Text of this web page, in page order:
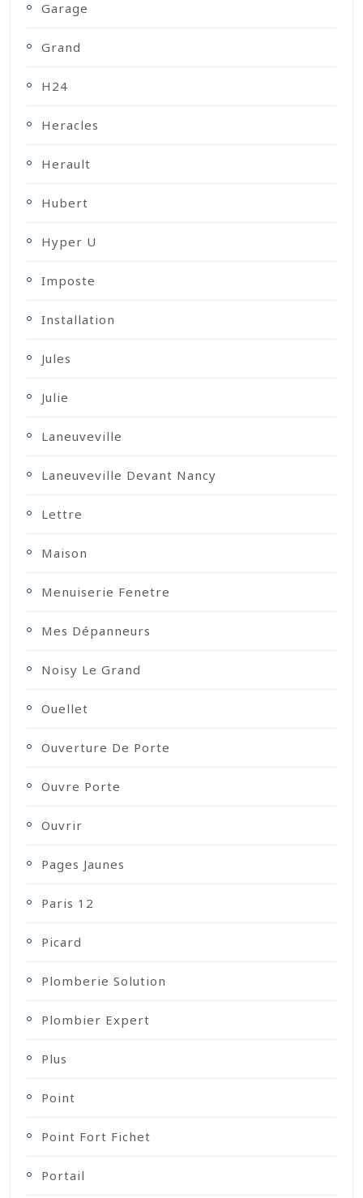
Garage
Grand
H24
Heracles
Herault
Hubert
Hyper U
Imposte
Installation
Jules
Julie
Laneuveville
Laneuveville Devant Nancy
Lettre
Maison
Menuiserie Fenetre
Mes Dépanneurs
Noisy Le Grand
Ouellet
Ouverture De Porte
Ouvre Porte
Ouvrir
Pages Jaunes
Paris 12
Picard
Plomberie Solution
Plombier Expert
Plus
Point
Point Fort Fichet
Portail